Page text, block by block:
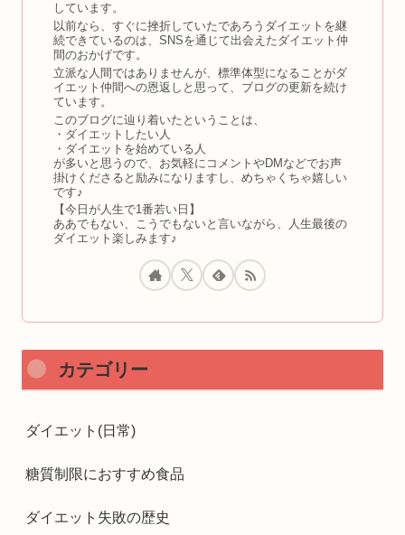
しています。
以前なら、すぐに挫折していたであろうダイエットを継
続できているのは、SNSを通じて出会えたダイエット仲
間のおかげです。
立派な人間ではありませんが、標準体型になることがダ
イエット仲間への恩返しと思って、ブログの更新を続け
ています。
このブログに辿り着いたということは、
・ダイエットしたい人
・ダイエットを始めている人
が多いと思うので、お気軽にコメントやDMなどでお声
掛けくださると励みになりますし、めちゃくちゃ嬉しい
です♪
【今日が人生で1番若い日】
ああでもない、こうでもないと言いながら、人生最後の
ダイエット楽しみます♪
カテゴリー
ダイエット(日常)
糖質制限におすすめ食品
ダイエット失敗の歴史